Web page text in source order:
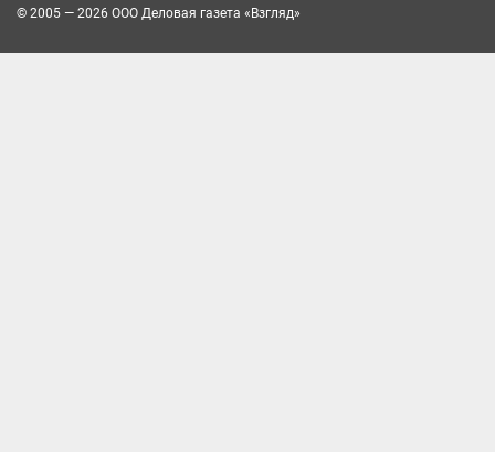
© 2005 — 2026 ООО Деловая газета «Взгляд»